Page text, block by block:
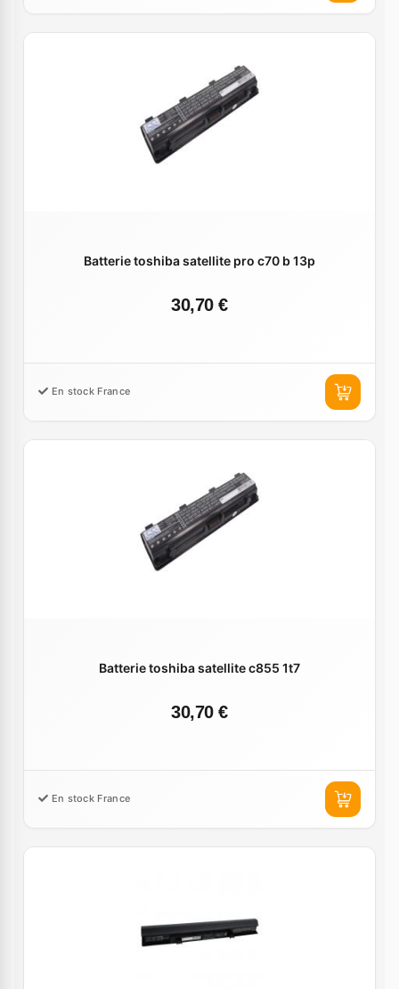
Batterie toshiba satellite pro c70 b 13p
30,70 €
En stock France
Batterie toshiba satellite c855 1t7
30,70 €
En stock France